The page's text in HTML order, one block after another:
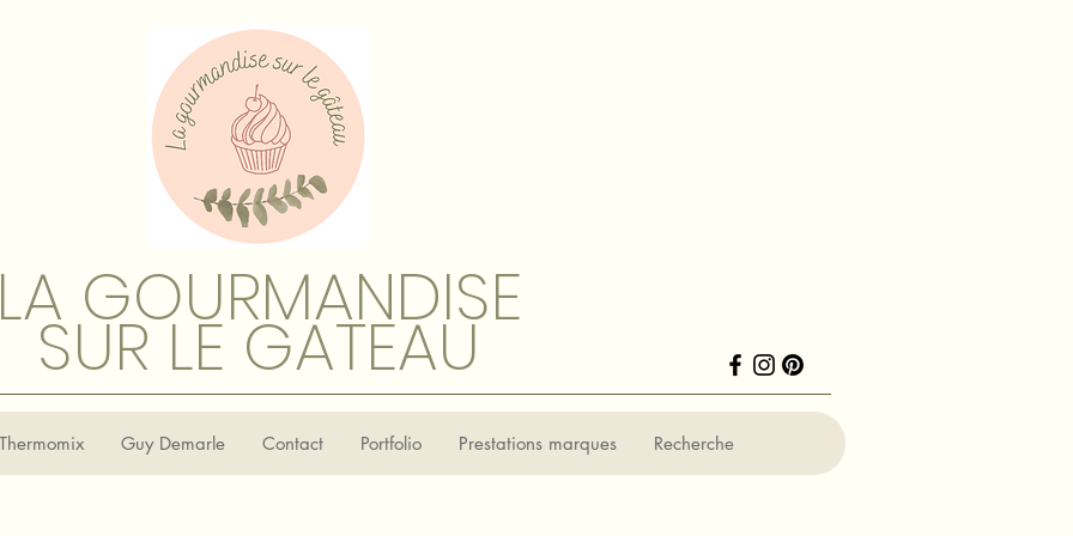
LA GOURMANDISE
SUR LE GATEAU
Thermomix Guy Demarle Contact Portfolio Prestations marques Recherche